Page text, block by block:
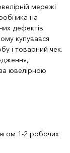
мережі
на
дефектів
купувався
і товарний чек.
ювелірною
1-2 робочих